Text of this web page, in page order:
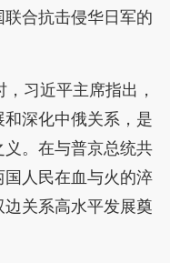
合抗击侵华日军的
习近平主席指出，
深化中俄关系，是
。在与普京总统共
人民在血与火的淬
关系高水平发展奠